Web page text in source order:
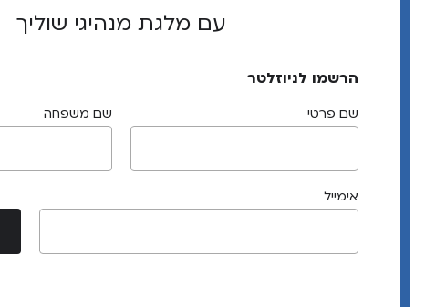
עם מלגת מנהיגי שוליך
הרשמו לניוזלטר
שם פרטי שם משפחה
אימייל